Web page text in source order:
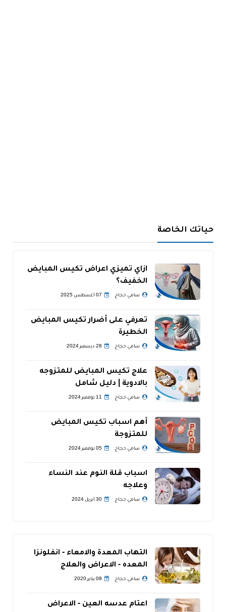
حياتك الخاصة
ازاي تميزي اعراض تكيس المبايض
الخفيف؟
سامي حجاج 07 أغسطس 2025
تعرفي على أضرار تكيس المبايض
الخطيرة
سامي حجاج 28 ديسمبر 2024
علاج تكيس المبايض للمتزوجه
بالادوية | دليل شامل
سامي حجاج 11 نوفمبر 2024
أهم اسباب تكيس المبايض
للمتزوجة
سامي حجاج 05 نوفمبر 2024
اسباب قلة النوم عند النساء
وعلاجه
سامي حجاج 30 أبريل 2024
التهاب المعدة والامعاء - انفلونزا
المعده - الاعراض والعلاج
سامي حجاج 08 يناير 2020
اعتام عدسه العين - الاعراض